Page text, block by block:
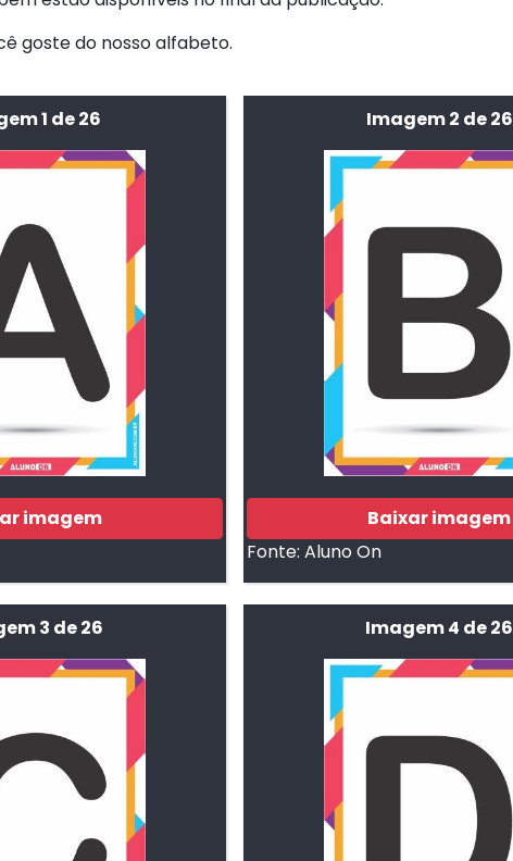
goste do nosso alfabeto.
1 de 26
imagem
Imagem 2 de 26
Baixar imagem
Fonte:Aluno On
3 de 26 Imagem 4 de 26